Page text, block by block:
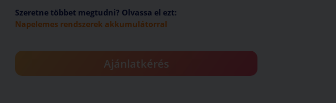
Szeretne többet megtudni? Olvassa el ezt:
Napelemes rendszerek akkumulátorral
Ajánlatkérés